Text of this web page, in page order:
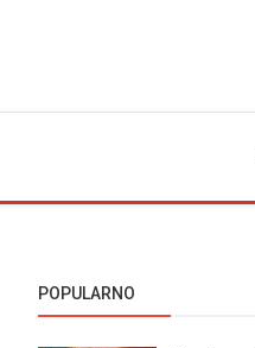
POPULARNO